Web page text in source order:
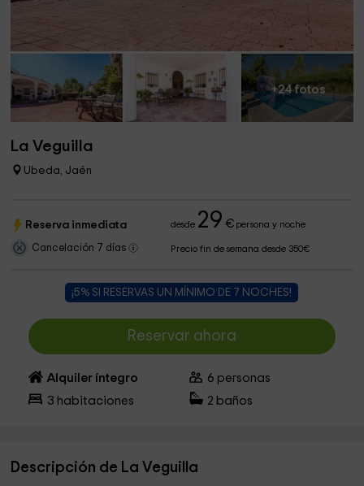
+24 fotos
La Veguilla
Ubeda, Jaén
Reserva inmediata desde 29 €persona y noche
Cancelación 7 días Precio fin de semana desde 350€
¡5% SI RESERVAS UN MÍNIMO DE 7 NOCHES!
Reservar ahora
Alquiler íntegro 6 personas
3 habitaciones 2 baños
Descripción de La Veguilla